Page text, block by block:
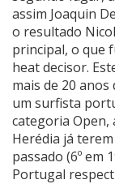
assim Joaquin
o resultado
principal, o que
heat decisor.
mais de 20 anos
um surfista
categoria Open,
Herédia já
passado (6º em
Portugal